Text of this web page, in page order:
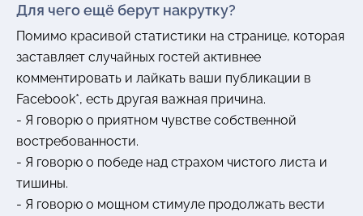
Для чего ещё берут накрутку?
Помимо красивой статистики на странице, которая
заставляет случайных гостей активнее
комментировать и лайкать ваши публикации в
Facebook*, есть другая важная причина.
- Я говорю о приятном чувстве собственной
востребованности.
- Я говорю о победе над страхом чистого листа и
тишины.
- Я говорю о мощном стимуле продолжать вести